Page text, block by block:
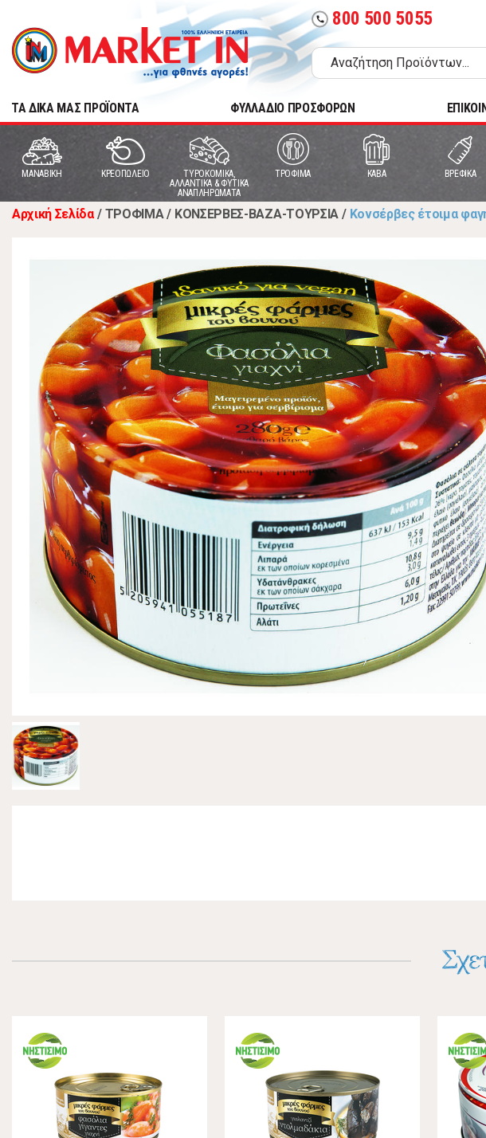
call 800 500 5055
TA ΔΙΚΑ ΜΑΣ ΠΡΟΪΟΝΤΑ ΦΥΛΛΑΔΙΟ ΠΡΟΣΦΟΡΩΝ
MANABIKH ΚΡΕΟΠΩΛΕΙΟ
ΤΥΡΟΚΟΜΙΚΑ,
ΑΛΛΑΝΤΙΚΑ & ΦΥΤΙΚΑ
ΑΝΑΠΛΗΡΩΜΑΤΑ
ΤΡΟΦΙΜΑ ΚΑΒΑ ΒΡΕΦΙΚΑ
Αρχική Σελίδα / ΤΡΟΦΙΜΑ / ΚΟΝΣΕΡΒΕΣ-ΒΑΖΑ-ΤΟΥΡΣΙΑ / Κονσέρβες έτοιμα